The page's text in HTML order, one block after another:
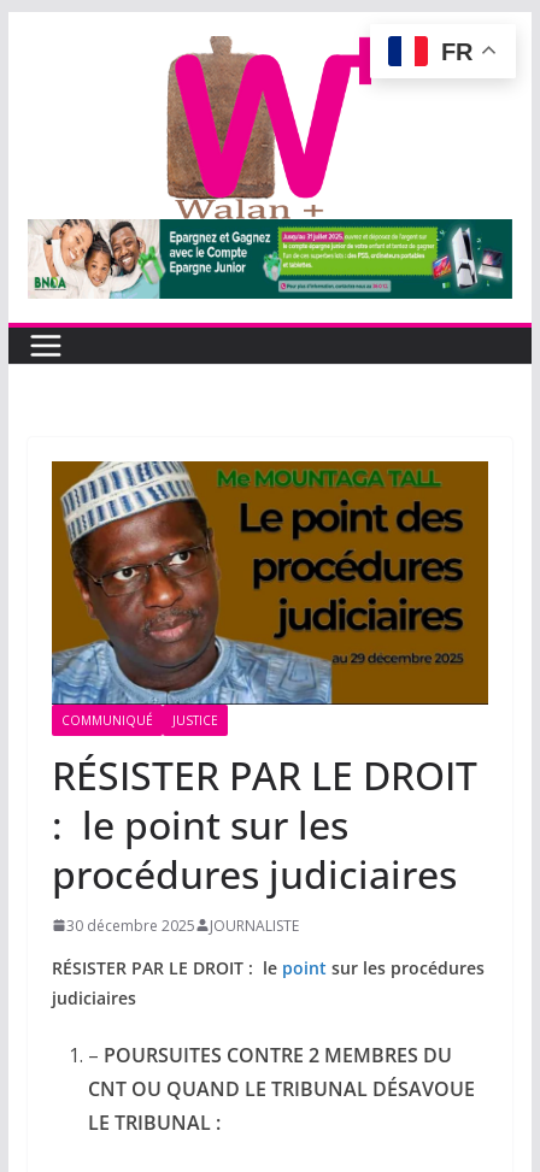
COMMUNIQUÉ JUSTICE
RÉSISTER PAR LE DROIT
: le point sur les
procédures judiciaires
30 décembre 2025 JOURNALISTE
RÉSISTER PAR LE DROIT : le point sur les procédures
judiciaires
– POURSUITES CONTRE 2 MEMBRES DU
CNT OU QUAND LE TRIBUNAL DÉSAVOUE
LE TRIBUNAL :
FR